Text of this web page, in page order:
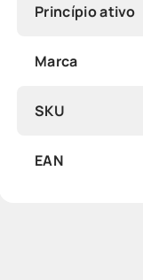
Princípio ativo
Marca
SKU
EAN